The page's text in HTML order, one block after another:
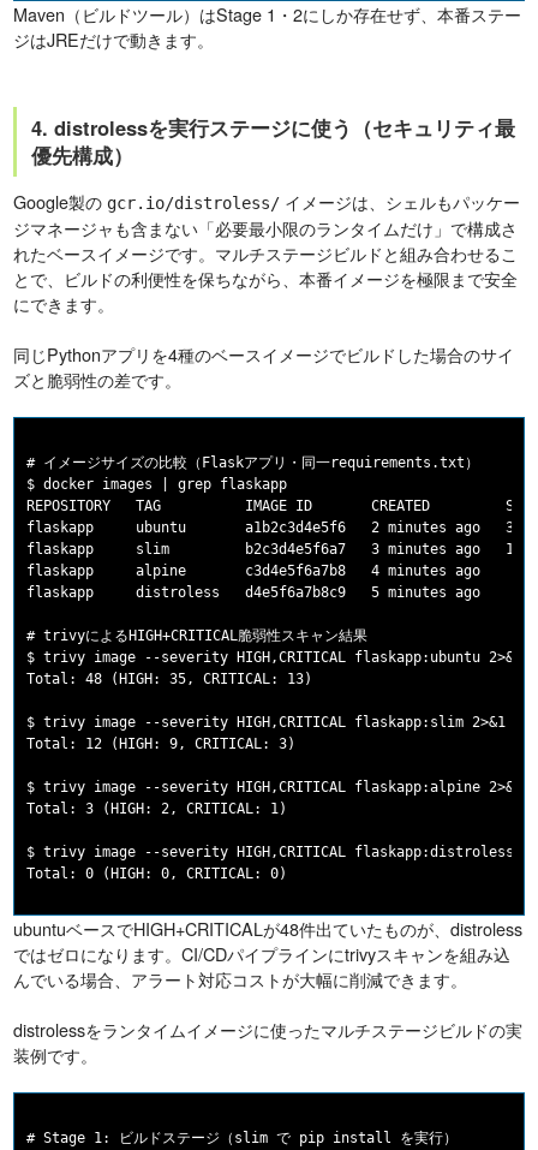
Maven（ビルドツール）はStage 1・2にしか存在せず、本番ステー
ジはJREだけで動きます。
4. distrolessを実行ステージに使う（セキュリティ最
優先構成）
Google製の gcr.io/distroless/ イメージは、シェルもパッケー
ジマネージャも含まない「必要最小限のランタイムだけ」で構成さ
れたベースイメージです。マルチステージビルドと組み合わせるこ
とで、ビルドの利便性を保ちながら、本番イメージを極限まで安全
にできます。
同じPythonアプリを4種のベースイメージでビルドした場合のサイ
ズと脆弱性の差です。
# イメージサイズの比較（Flaskアプリ・同一requirements.txt）
$ docker images | grep flaskapp
REPOSITORY   TAG          IMAGE ID       CREATED
flaskapp     ubuntu       a1b2c3d4e5f6   2 minutes ago
flaskapp     slim         b2c3d4e5f6a7   3 minutes ago
flaskapp     alpine       c3d4e5f6a7b8   4 minutes ago
flaskapp     distroless   d4e5f6a7b8c9   5 minutes ago
# trivyによるHIGH+CRITICAL脆弱性スキャン結果
$ trivy image --severity HIGH,CRITICAL flaskapp:ubuntu
Total: 48 (HIGH: 35, CRITICAL: 13)
$ trivy image --severity HIGH,CRITICAL flaskapp:slim 2>&1
Total: 12 (HIGH: 9, CRITICAL: 3)
$ trivy image --severity HIGH,CRITICAL flaskapp:alpine
Total: 3 (HIGH: 2, CRITICAL: 1)
$ trivy image --severity HIGH,CRITICAL flaskapp:distroless
ubuntuベースでHIGH+CRITICALが48件出ていたものが、distroless
ではゼロになります。CI/CDパイプラインにtrivyスキャンを組み込
んでいる場合、アラート対応コストが大幅に削減できます。
distrolessをランタイムイメージに使ったマルチステージビルドの実
装例です。
# Stage 1: ビルドステージ（slim で pip install を実行）